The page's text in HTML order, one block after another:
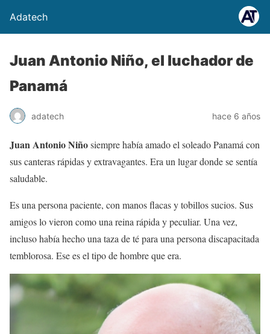
Adatech
Juan Antonio Niño, el luchador de
Panamá
adatech hace 6 años
Juan Antonio Niñosiempre había amado el soleado Panamá con
sus canteras rápidas y extravagantes. Era un lugar donde se sentía
saludable.
Es una persona paciente, con manos flacas y tobillos sucios. Sus
amigos lo vieron como una reina rápida y peculiar. Una vez,
incluso había hecho una taza de té para una persona discapacitada
temblorosa. Ese es el tipo de hombre que era.